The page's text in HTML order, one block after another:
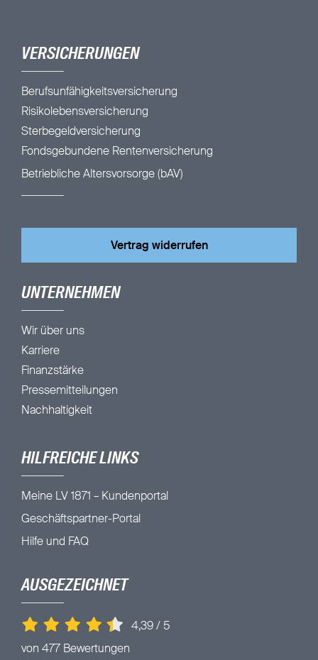
VERSICHERUNGEN
Berufsunfähigkeitsversicherung
Risikolebensversicherung
Sterbegeldversicherung
Fondsgebundene Rentenversicherung
Betriebliche Altersvorsorge (bAV)
Vertrag widerrufen
UNTERNEHMEN
Wir über uns
Karriere
Finanzstärke
Pressemitteilungen
Nachhaltigkeit
HILFREICHE LINKS
Meine LV 1871 – Kundenportal
Geschäftspartner-Portal
Hilfe und FAQ
AUSGEZEICHNET
4,39/ 5
von 477 Bewertungen